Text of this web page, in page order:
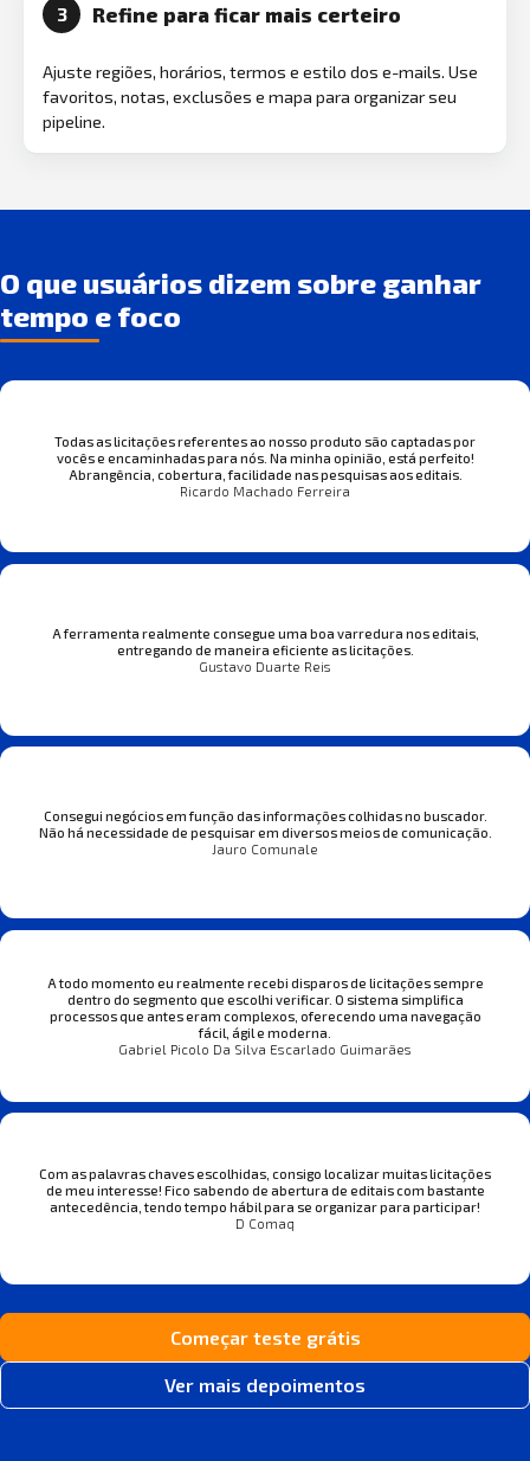
3 Refine para ficar mais certeiro
Ajuste regiões, horários, termos e estilo dos e-mails. Use
favoritos, notas, exclusões e mapa para organizar seu
pipeline.
O que usuários dizem sobre ganhar
tempo e foco
Todas as licitações referentes ao nosso produto são captadas por
vocês e encaminhadas para nós. Na minha opinião, está perfeito!
Abrangência, cobertura, facilidade nas pesquisas aos editais.
Ricardo Machado Ferreira
A ferramenta realmente consegue uma boa varredura nos editais,
entregando de maneira eficiente as licitações.
Gustavo Duarte Reis
Consegui negócios em função das informações colhidas no buscador.
Não há necessidade de pesquisar em diversos meios de comunicação.
Jauro Comunale
A todo momento eu realmente recebi disparos de licitações sempre
dentro do segmento que escolhi verificar. O sistema simplifica
processos que antes eram complexos, oferecendo uma navegação
fácil, ágil e moderna.
Gabriel Picolo Da Silva Escarlado Guimarães
Com as palavras chaves escolhidas, consigo localizar muitas licitações
de meu interesse! Fico sabendo de abertura de editais com bastante
antecedência, tendo tempo hábil para se organizar para participar!
D Comaq
Começar teste grátis
Ver mais depoimentos